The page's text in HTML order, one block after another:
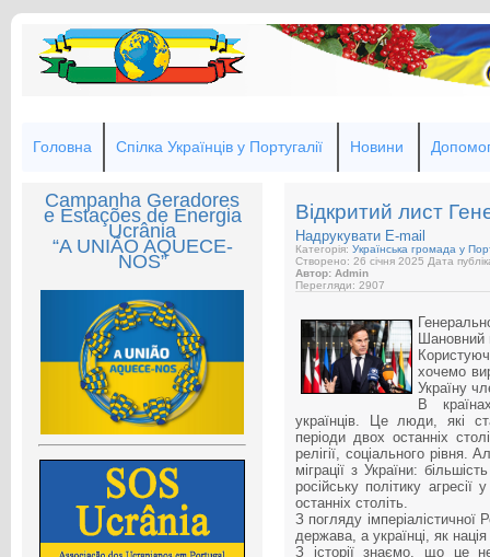
Головна Спілка Українців у Португалії Новини
Campanha Geradores
e Estações de Energia
Ucrânia
“A UNIÃO AQUECE-
NOS”
Відкритий лист
Надрукувати E-mail
Категорія: Українська громада у
Створено: 26 січня 2025 Дата
Автор: Admin
Перегляди: 2907
Шановний
хочемо
Україну
В
українців. Це люди, які
періоди двох останніх
релігії, соціального рівня.
міграції з України:
російську політику
останніх століть.
З погляду імперіалістичної
держава, а українці, як
З історії знаємо, що це